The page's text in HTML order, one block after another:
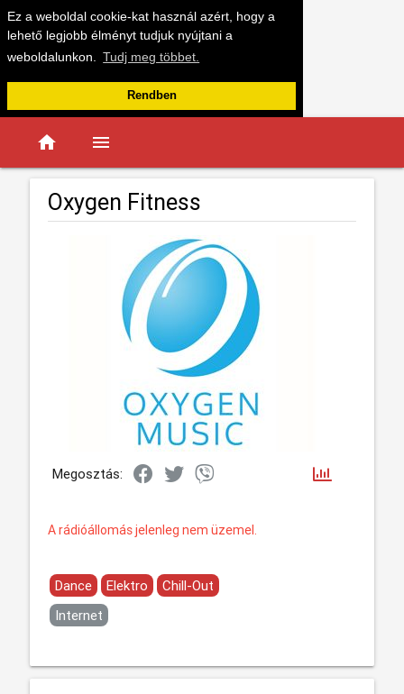
Ez a weboldal cookie-kat használ azért, hogy a
lehető legjobb élményt tudjuk nyújtani a
weboldalunkon.
Tudj meg többet.
Rendben
home menu
Oxygen Fitness
Megosztás:
A rádióállomás jelenleg nem üzemel.
Dance Elektro
Chill-Out
Internet